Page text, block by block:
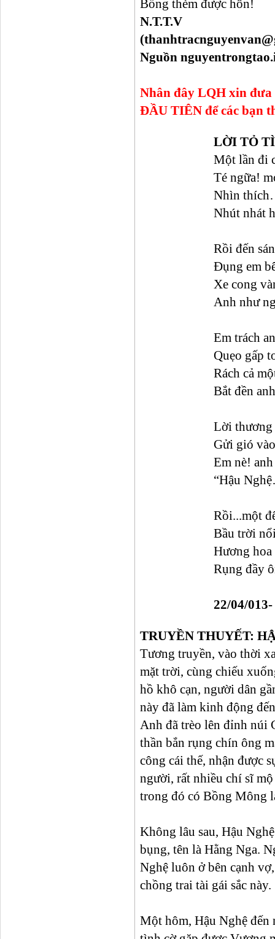
Bỗng thèm được hôn!
N.T.T.V
Nguồn
Nhân đây LQH xin
ĐẦU TIÊN để các bạn
LỜI TỎ
Một lần đi
Té ngữa!
Nhìn
Nhút nhát
Rồi đến
Đụng em
Xe cong
Anh như
Em trách
Quẹo gấp
Rách cả
Bắt đền
Lời thương
Gửi gió
Em nè!
“Hậu
Rồi...một
Bầu trời
Hương hoa
Rụng đầy
22/04/
TRUYỀN THUYẾT:
Tương truyền, vào thời
mặt trời, cùng chiếu
hồ khô cạn, người dân
này đã làm kinh động
Anh đã trèo lên đỉnh núi
thần bắn rụng chín ông
công cái thế, nhận được
người, rất nhiều chí sĩ
trong đó có Bồng Mông
Không lâu sau, Hậu
bụng, tên là Hằng Nga.
Nghệ luôn ở bên cạnh
chồng trai tài gái sắc này.
Một hôm, Hậu Nghệ